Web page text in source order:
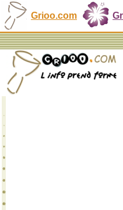
Grioo.com